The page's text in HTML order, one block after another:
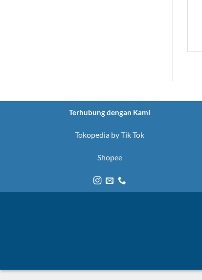
Terhubung dengan Kami
Tokopedia by Tik Tok
Shopee